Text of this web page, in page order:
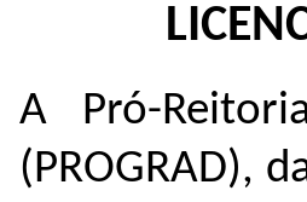
A Pró-
(PROGRAD),